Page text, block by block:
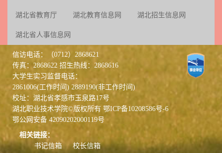
湖北省教育厅 湖北教育信息网 湖北招生信息网
湖北省人事信息网
信访电话：（0712）2868621
传真：2868622 招生热线：2868616
大学生实习监督电话：
2861006(工作时间) 2889190(非工作时间)
校址：湖北省孝感市玉泉路17号
湖北职业技术学院©版权所有 鄂ICP备10208586号-6
鄂公网安备 42090202000119号
相关链接：
书记信箱
校长信箱